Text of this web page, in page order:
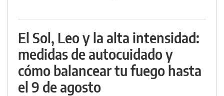
El Sol, Leo y la alta intensidad:
medidas de autocuidado y
cómo balancear tu fuego hasta
el 9 de agosto